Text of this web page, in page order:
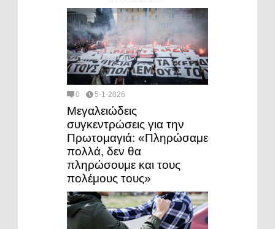
0 5-1-2026
Μεγαλειώδεις
συγκεντρώσεις για την
Πρωτομαγιά: «Πληρώσαμε
πολλά, δεν θα
πληρώσουμε και τους
πολέμους τους»